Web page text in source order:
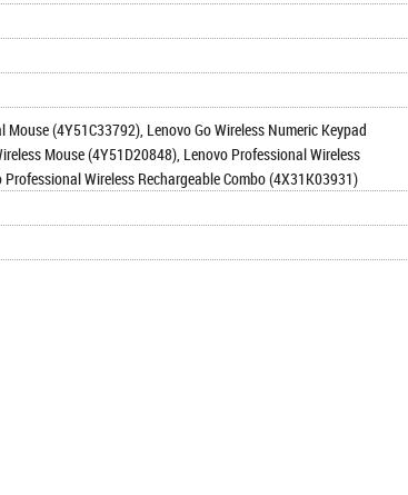
(4Y51C33792), Lenovo Go Wireless Numeric Keypad
Mouse (4Y51D20848), Lenovo Professional Wireless
Wireless Rechargeable Combo (4X31K03931)